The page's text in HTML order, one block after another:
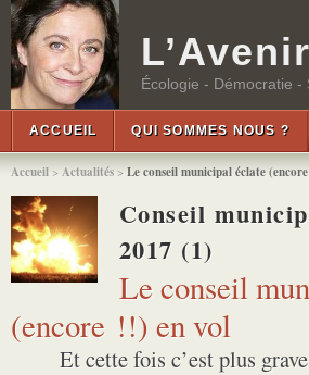
Écologie - Démocratie -
ACCUEIL QUI SOMMES NOUS ?
Accueil > Actualités > Le conseil municipal éclate
Conseil
2017 (1)
Le conseil
(encore !!) en vol
Et cette fois c’est plus